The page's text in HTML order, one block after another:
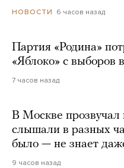
НОВОСТИ 6 часов назад
Партия «Родина»
«Яблоко» с выборов
7 часов назад
В Москве прозвучал
слышали в разных
было — не знает
9 часов назад